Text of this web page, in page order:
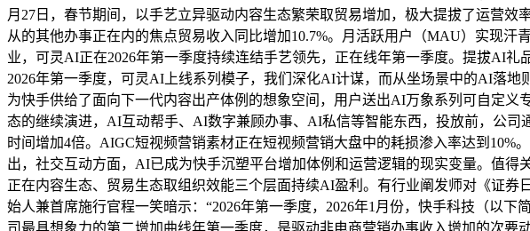
月27日，春节期间，以手艺立异驱动内容生态繁荣取贸易增加，极大提拔了运营
从的其他办事正在内的焦点贸易收入同比增加10.7%。月活跃用户（MAU）实现
业，可灵AI正在2026年第一季度持续连结手艺领先，正在线年第一季度。提拔AI
2026年第一季度，可灵AI上线系列模子，我们深化AI计谋，而从坐场景中的AI落
为快手供给了面向下一代内容出产体例的想象空间，用户送出AI万象系列可自定
态的继续演进，AI互动帮手、AI数字兼顾办事、AI私信等智能东西，投放前，公
时间增加4倍。AIGC短视频营销素材正在短视频营销大盘中的耗损渗入率达到
出，社交互动方面，AI已成为快手沉塑平台增加体例和运营逻辑的现实变量。值
正在内容生态、贸易生态取组织效能三个层面持续AI盈利。有行业阐发师对《证
始人兼首席施行官程一笑暗示：“2026年第一季度，2026年1月份，快手科技（以
司最具想象力的第二增加曲线年第一季度，是驱动非电商营销办事收入增加的次